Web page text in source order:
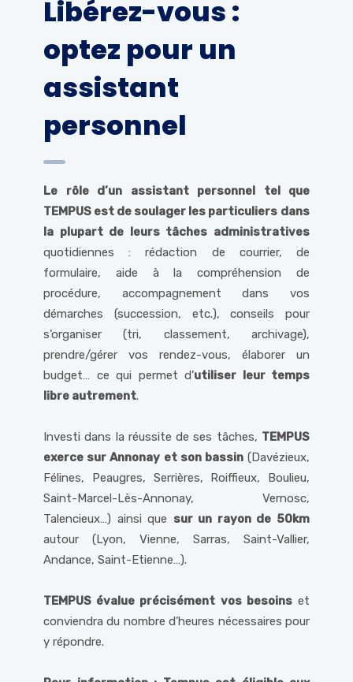
Libérez-vous :
optez pour un
assistant
personnel
Le rôle d’un assistant personnel tel que
TEMPUS est de soulager les particuliers dans
la plupart de leurs tâches administratives
quotidiennes : rédaction de courrier, de
formulaire, aide à la compréhension de
procédure, accompagnement dans vos
démarches (succession, etc.), conseils pour
s’organiser (tri, classement, archivage),
prendre/gérer vos rendez-vous, élaborer un
budget… ce qui permet d’utiliser leur temps
libre autrement.
Investi dans la réussite de ses tâches, TEMPUS
exerce sur Annonay et son bassin(Davézieux,
Félines, Peaugres, Serrières, Roiffieux, Boulieu,
Saint-Marcel-Lès-Annonay, Vernosc,
Talencieux…) ainsi que sur un rayon de 50km
autour (Lyon, Vienne, Sarras, Saint-Vallier,
Andance, Saint-Etienne…).
TEMPUS évalue précisément vos besoinset
conviendra du nombre d’heures nécessaires pour
y répondre.